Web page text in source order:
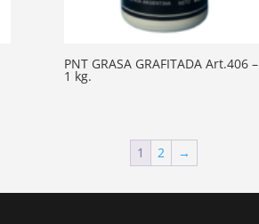
PNT GRASA GRAFITADA Art.406 –
1 kg.
1 2 →